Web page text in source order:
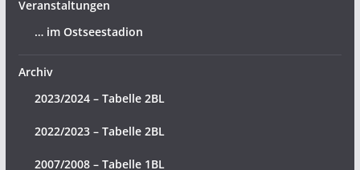
Veranstaltungen
… im Ostseestadion
Archiv
2023/2024 – Tabelle 2BL
2022/2023 – Tabelle 2BL
2007/2008 – Tabelle 1BL